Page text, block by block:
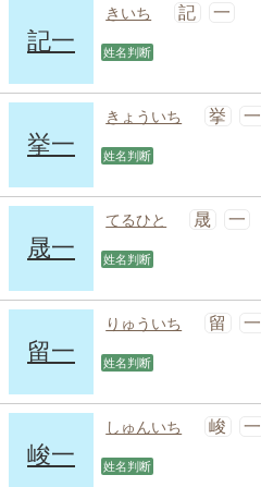
記一
きいち 記 一
姓名判断
挙一
きょういち 挙 一
姓名判断
晟一
てるひと 晟 一
姓名判断
留一
りゅういち 留 一
姓名判断
峻一
しゅんいち 峻 一
姓名判断